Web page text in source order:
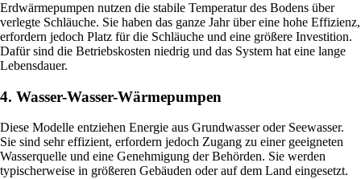
Erdwärmepumpen nutzen die stabile Temperatur des Bodens über
verlegte Schläuche. Sie haben das ganze Jahr über eine hohe Effizienz,
erfordern jedoch Platz für die Schläuche und eine größere Investition.
Dafür sind die Betriebskosten niedrig und das System hat eine lange
Lebensdauer.
4. Wasser-Wasser-Wärmepumpen
Diese Modelle entziehen Energie aus Grundwasser oder Seewasser.
Sie sind sehr effizient, erfordern jedoch Zugang zu einer geeigneten
Wasserquelle und eine Genehmigung der Behörden. Sie werden
typischerweise in größeren Gebäuden oder auf dem Land eingesetzt.